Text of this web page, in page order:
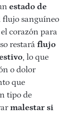
estado de
flujo sanguíneo
corazón para
restará flujo
, lo que
o dolor
que
tipo de
malestar si